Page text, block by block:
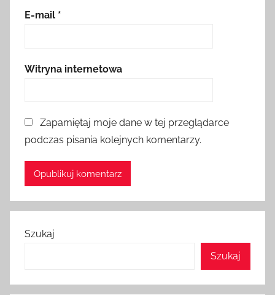
E-mail *
Witryna internetowa
Zapamiętaj moje dane w tej przeglądarce
podczas pisania kolejnych komentarzy.
Szukaj
Szukaj